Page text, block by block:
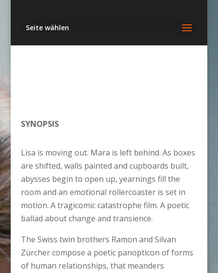
Seite wählen
SYNOPSIS
Lisa is moving out. Mara is left behind. As boxes
are shifted, walls painted and cupboards built,
abysses begin to open up, yearnings fill the
room and an emotional rollercoaster is set in
motion. A tragicomic catastrophe film. A poetic
ballad about change and transience.
The Swiss twin brothers Ramon and Silvan
Zürcher compose a poetic panopticon of forms
of human relationships, that meanders